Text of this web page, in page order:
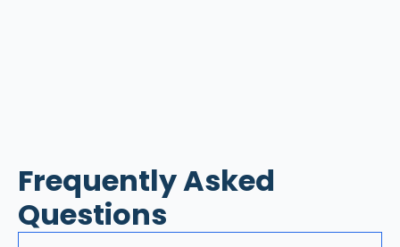
Frequently Asked
Questions